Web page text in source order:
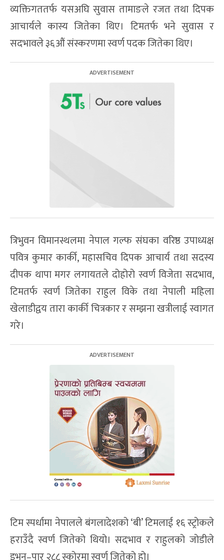
व्यक्तिगततर्फ यसअघि सुवास तामाङले रजत तथा दिपक
आचार्यले कास्य जितेका थिए। टिमतर्फ भने सुवास र
सदभावले ३६औं संस्करणमा स्वर्ण पदक जितेका थिए।
त्रिभुवन विमानस्थलमा नेपाल गल्फ संघका वरिष्ठ उपाध्यक्ष
पवित्र कुमार कार्की, महासचिव दिपक आचार्य तथा सदस्य
दीपक थापा मगर लगायतले दोहोरो स्वर्ण विजेता सदभाव,
टिमतर्फ स्वर्ण जितेका राहुल विके तथा नेपाली महिला
खेलाडीद्वय तारा कार्की चित्रकार र सम्झना खत्रीलाई स्वागत
गरे।
टिम स्पर्धामा नेपालले बंगलादेशको ‘बी’ टिमलाई १६ स्ट्रोकले
हराउँदै स्वर्ण जितेको थियो। सदभाव र राहुलको जोडीले